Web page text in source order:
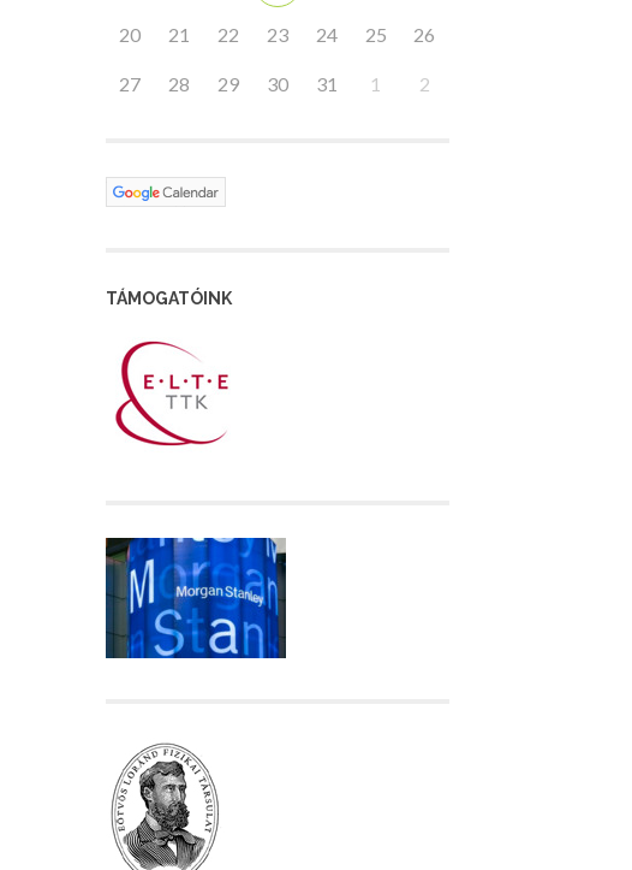
20 21 22 23 24 25 26
27 28 29 30 31 1 2
TÁMOGATÓINK